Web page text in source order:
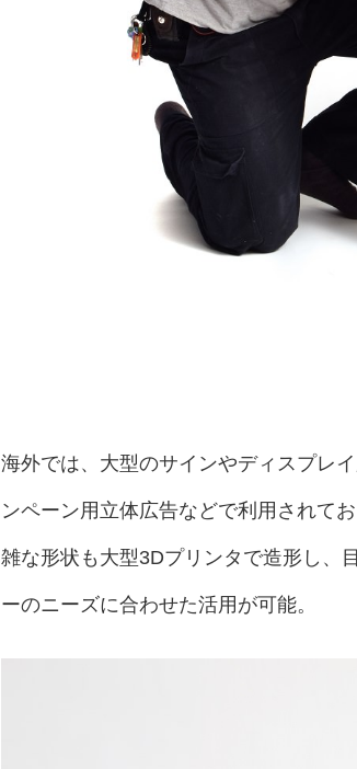
海外では、大型のサインやディスプレ
ンペーン用立体広告などで利用されて
雑な形状も大型3Dプリンタで造形し、
ーのニーズに合わせた活用が可能。